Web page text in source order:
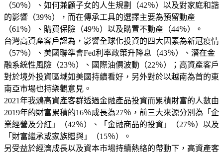
（50％）、如何兼顧子女的人生規劃（42％）以及對家庭和諧
的影響（39％），而在傳承工具的選擇主要為預留動產
（61％）、購買保險（49％）以及購置不動產（44％）。
台灣高資產客戶認為，影響全球化投資的四大因素為新冠疫情
（57％）、美國聯準會Fed利率政策升降息（43％）、潛在金
融系統性風險（23％）、國際油價波動（22％）；高資產客戶
對於境外投資區域如美國持續看好，另外對於以越南為首的東
南亞市場也持樂觀意見。
2021年我鶻高資產客群透過金融產品投資而累積財富的人數由
2019年的財富累積的16％成長為27％，前三大來源分別為「企
業經營及分紅」（42％）、「金融商品的投資」（27％）以及
「財富繼承或家族贈與」（15％）。
另受益於經濟成長以及資本市場持續熱絡的帶動下，高資產客